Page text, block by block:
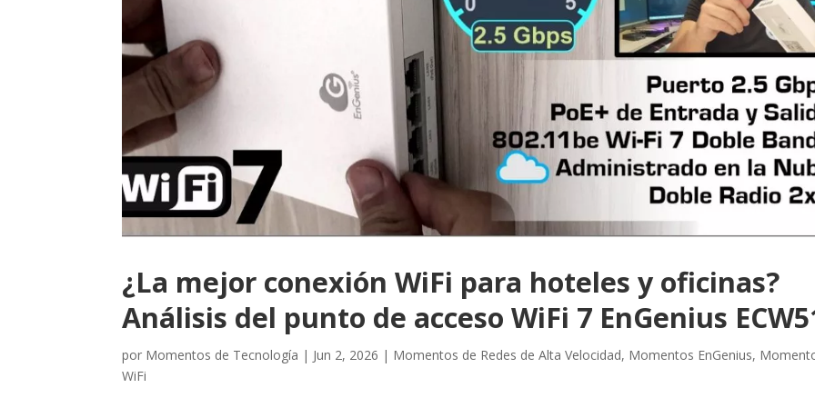
¿La mejor conexión WiFi para hoteles y oficinas?
Análisis del punto de acceso WiFi 7 EnGenius
por Momentos de Tecnología | Jun 2, 2026 | Momentos de Redes de Alta Velocidad, Momentos EnGenius,
WiFi